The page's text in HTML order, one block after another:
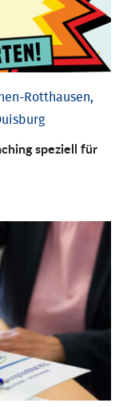
Rotthausen,
speziell für